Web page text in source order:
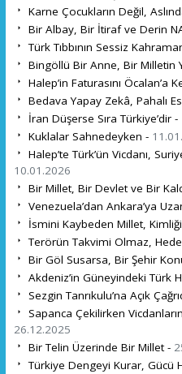
Karne Çocukların Değil,
Bir Albay, Bir İtiraf ve Derin
Türk Tıbbının Sessiz
Bingöllü Bir Anne, Bir Milletin
Halep’in Faturasını Öcalan’a
Bedava Yapay Zekâ, Pahalı
İran Düşerse Sıra Türkiye’dir -
Kuklalar Sahnedeyken -
Halep’te Türk’ün Vicdanı,
10.01.2026
Bir Millet, Bir Devlet ve Bir
Venezuela’dan Ankara’ya
İsmini Kaybeden Millet,
Terörün Takvimi Olmaz,
Bir Göl Susarsa, Bir Şehir
Akdeniz’in Güneyindeki Türk
Sezgin Tanrıkulu’na Açık
Sapanca Çekilirken
26.12.2025
Bir Telin Üzerinde Bir Millet -
Türkiye Dengeyi Kurar, Gücü